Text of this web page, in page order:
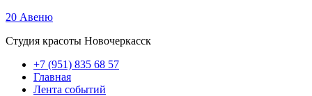
20 Авеню
Студия красоты Новочеркасск
+7 (951) 835 68 57
Главная
Лента событий